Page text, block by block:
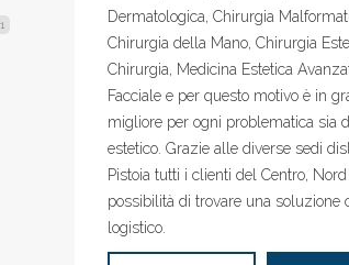
Dermatologica, Chirurgia
Chirurgia della Mano, Chirurgia
Chirurgia, Medicina Estetica
Facciale e per questo motivo è in
migliore per ogni problematica sia
estetico. Grazie alle diverse sedi
Pistoia tutti i clienti del Centro,
possibilità di trovare una soluzione
logistico.